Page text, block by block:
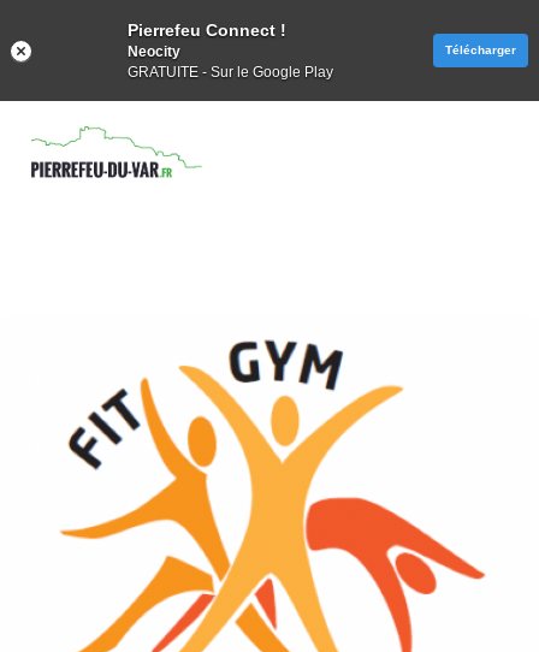
Pierrefeu Connect !
Neocity
GRATUITE - Sur le Google Play
Télécharger